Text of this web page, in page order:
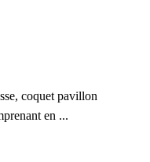
coquet pavillon
en ...